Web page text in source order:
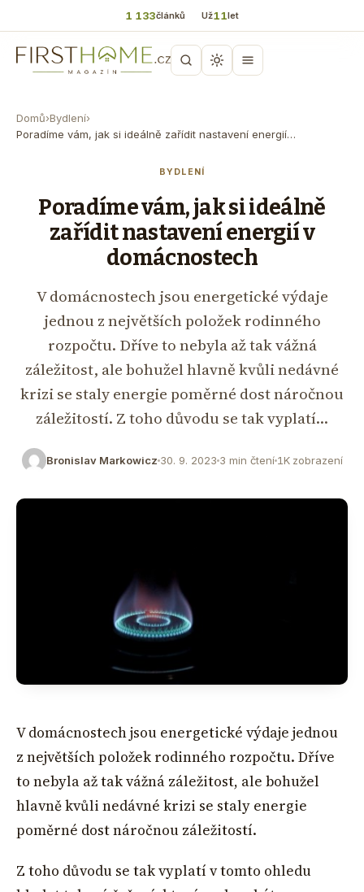
1 133článků Už11let
Domů›Bydlení›
Poradíme vám, jak si ideálně zařídit nastavení energií…
BYDLENÍ
Poradíme vám, jak si ideálně
zařídit nastavení energií v
domácnostech
V domácnostech jsou energetické výdaje
jednou z největších položek rodinného
rozpočtu. Dříve to nebyla až tak vážná
záležitost, ale bohužel hlavně kvůli nedávné
krizi se staly energie poměrné dost náročnou
záležitostí. Z toho důvodu se tak vyplatí…
Bronislav Markowicz 30. 9. 2023 3 min čtení1K zobrazení
V domácnostech jsou energetické výdaje jednou
z největších položek rodinného rozpočtu. Dříve
to nebyla až tak vážná záležitost, ale bohužel
hlavně kvůli nedávné krizi se staly energie
poměrné dost náročnou záležitostí.
Z toho důvodu se tak vyplatí v tomto ohledu